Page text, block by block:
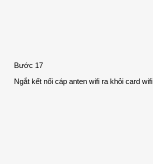
Bước 17
Ngắt kết nối cáp anten wifi ra khỏi card wifi